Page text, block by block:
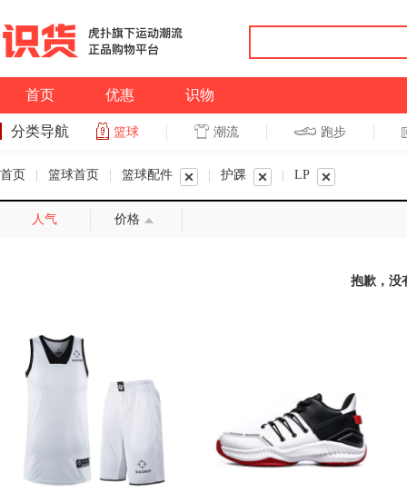
首页 优惠 识物
分类导航 篮球 潮流 跑步
首页 篮球首页 篮球配件 护踝 LP
人气 价格
抱歉，没